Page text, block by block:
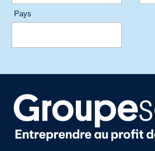
Pays